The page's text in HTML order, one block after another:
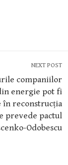
NEXT POST
companiilor
energie pot fi
în reconstrucția
prevede pactul
Odobescu